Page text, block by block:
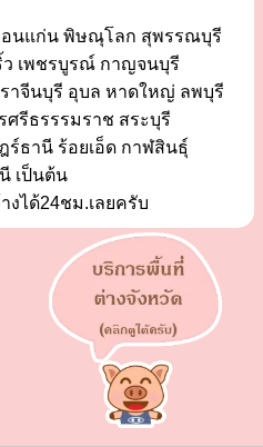
นแก่น พิษณุโลก สุพรรณบุรี
ว เพชรบูรณ์ กาญจนบุรี
าจีนบุรี อุบล หาดใหญ่ ลพบุรี
ศรีธรรรมราช สระบุรี
ธานี ร้อยเอ็ด กาฬสินธุ์
เป็นต้น
งได้24ชม.เลยครับ